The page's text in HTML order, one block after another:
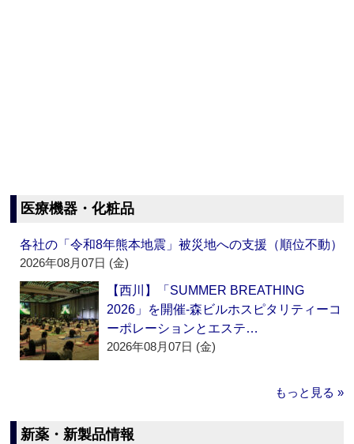
医療機器・化粧品
各社の「令和8年熊本地震」被災地への支援（順位不動）
2026年08月07日 (金)
【西川】「SUMMER BREATHING
2026」を開催‐森ビルホスピタリティーコ
ーポレーションとエステ…
2026年08月07日 (金)
もっと見る »
新薬・新製品情報